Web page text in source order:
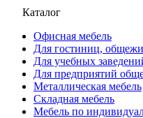
Каталог
Офисная мебель
Для гостиниц,
Для учебных
Для предприятий
Металлическая мебель
Складная мебель
Мебель по